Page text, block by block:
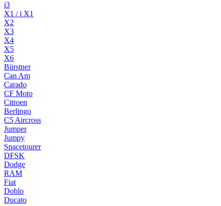
i3
X1 / i X1
X2
X3
X4
X5
X6
Bürstner
Can Am
Carado
CF Moto
Citroen
Berlingo
C5 Aircross
Jumper
Jumpy
Spacetourer
DFSK
Dodge
RAM
Fiat
Doblo
Ducato